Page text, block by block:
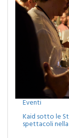
Eventi
Kaid sotto le